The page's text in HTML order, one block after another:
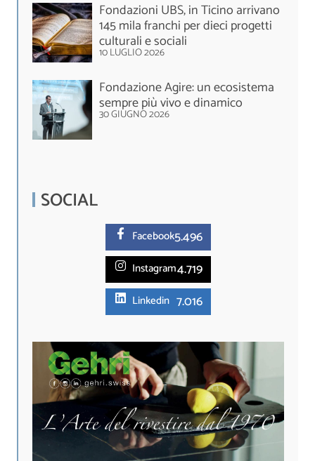
Fondazioni UBS, in Ticino arrivano
145 mila franchi per dieci progetti
culturali e sociali
10 LUGLIO 2026
Fondazione Agire: un ecosistema
sempre più vivo e dinamico
30 GIUGNO 2026
SOCIAL
Facebook5.496
Instagram4.719
Linkedin 7.016